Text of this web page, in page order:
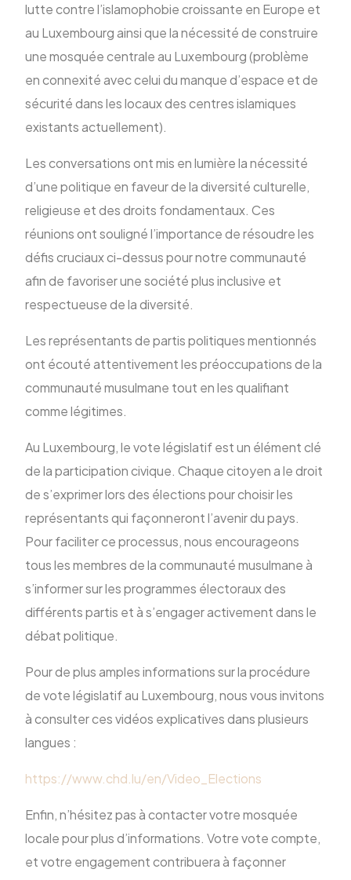
lutte contre l’islamophobie croissante en Europe et
au Luxembourg ainsi que la nécessité de construire
une mosquée centrale au Luxembourg (problème
en connexité avec celui du manque d’espace et de
sécurité dans les locaux des centres islamiques
existants actuellement).
Les conversations ont mis en lumière la nécessité
d’une politique en faveur de la diversité culturelle,
religieuse et des droits fondamentaux. Ces
réunions ont souligné l’importance de résoudre les
défis cruciaux ci-dessus pour notre communauté
afin de favoriser une société plus inclusive et
respectueuse de la diversité.
Les représentants de partis politiques mentionnés
ont écouté attentivement les préoccupations de la
communauté musulmane tout en les qualifiant
comme légitimes.
Au Luxembourg, le vote législatif est un élément clé
de la participation civique. Chaque citoyen a le droit
de s’exprimer lors des élections pour choisir les
représentants qui façonneront l’avenir du pays.
Pour faciliter ce processus, nous encourageons
tous les membres de la communauté musulmane à
s’informer sur les programmes électoraux des
différents partis et à s’engager activement dans le
débat politique.
Pour de plus amples informations sur la procédure
de vote législatif au Luxembourg, nous vous invitons
à consulter ces vidéos explicatives dans plusieurs
langues :
https://www.chd.lu/en/Video_Elections
Enfin, n’hésitez pas à contacter votre mosquée
locale pour plus d’informations. Votre vote compte,
et votre engagement contribuera à façonner